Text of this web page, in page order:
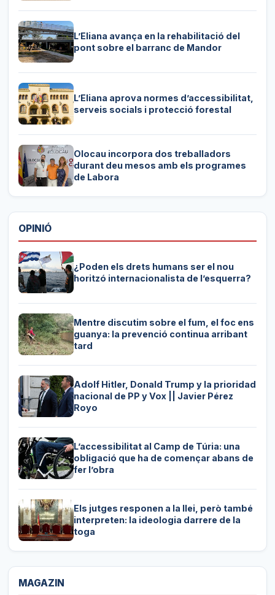
L’Eliana avança en la rehabilitació del
pont sobre el barranc de Mandor
L’Eliana aprova normes d’accessibilitat,
serveis socials i protecció forestal
Olocau incorpora dos treballadors
durant deu mesos amb els programes
de Labora
OPINIÓ
¿Poden els drets humans ser el nou
horitzó internacionalista de l’esquerra?
Mentre discutim sobre el fum, el foc ens
guanya: la prevenció continua arribant
tard
Adolf Hitler, Donald Trump y la prioridad
nacional de PP y Vox || Javier Pérez
Royo
L’accessibilitat al Camp de Túria: una
obligació que ha de començar abans de
fer l’obra
Els jutges responen a la llei, però també
interpreten: la ideologia darrere de la
toga
MAGAZIN